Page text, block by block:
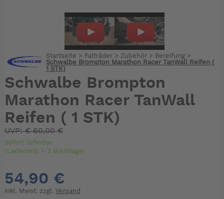
Startseite > Falträder > Zubehör > Bereifung >
Schwalbe Brompton Marathon Racer TanWall Reifen (
1 STK)
Schwalbe Brompton
Marathon Racer TanWall
Reifen ( 1 STK)
UVP:€60,00 €
Sofort lieferbar
(Lieferzeit: 1-3 Werktage)
54,90 €
inkl. Mwst. zzgl. Versand